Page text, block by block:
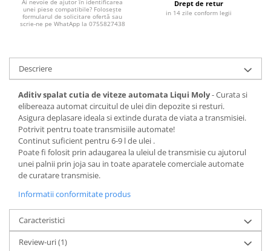
Filtre uscator
Filtre hidraulice
Sistem franare
Placute frana
Discuri frana
Saboti frana
Senzori uzura placute
Tamburi frana
Cablu frana de mana
Suport etrier
Electrice
Bujii incandescente
Distributie
Kit distributie
Ai nevoie de ajutor în identificarea
unei piese compatibile? Folosește
formularul de solicitare ofertă sau
scrie-ne pe WhatApp la 0755827438
Drept de retur
in 14 zile conform legii
Descriere
Aditiv spalat cutia de viteze automata Liqui Moly- Curata si
elibereaza automat circuitul de ulei din depozite si resturi.
Asigura deplasare ideala si extinde durata de viata a transmisiei.
Potrivit pentru toate transmisiile automate!
Continut suficient pentru 6-9 l de ulei .
Poate fi folosit prin adaugarea la uleiul de transmisie cu ajutorul
unei palnii prin joja sau in toate aparatele comerciale automate
de curatare transmisie.
Informatii conformitate produs
Caracteristici
Review-uri(1)